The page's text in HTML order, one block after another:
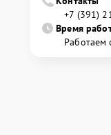
+7 (391)
Время
Работаем